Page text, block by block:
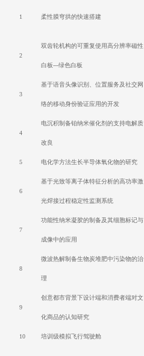
1 柔性膜穹拱的快速搭建
2
双齿轮机构的可重复使用高分辨率磁性
白板---绿色白板
3
基于语音头像识别、位置服务及社交网
络的移动身份验证应用的开发
4
电沉积制备铂纳米催化剂的支持电解质
改良
5 电化学方法生长半导体氧化物的研究
6
基于光致等离子体特征分析的高功率激
光焊接过程稳定性监测系统
7
功能性纳米凝胶的制备及其细胞标记与
成像中的应用
8
微波热解制备生物炭堆肥中污染物的治
理
9
创意都市背景下设计端和消费者端对文
化商品的认知研究
10 培训级模拟飞行驾驶舱